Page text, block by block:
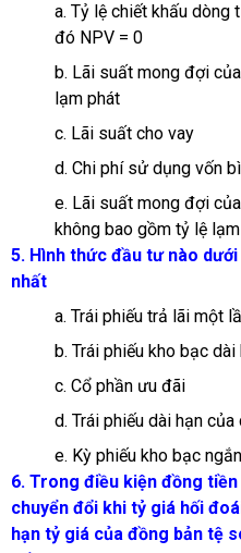
a. Tỷ lệ chiết khấu dòng
đó NPV = 0
b. Lãi suất mong đợi
lạm phát
c. Lãi suất cho vay
d. Chi phí sử dụng vốn
e. Lãi suất mong đợi
không bao gồm tỷ lệ
5. Hình thức đầu tư nào
nhất
a. Trái phiếu trả lãi một
b. Trái phiếu kho bạc dài
c. Cổ phần ưu đãi
d. Trái phiếu dài hạn
e. Kỳ phiếu kho bạc
6. Trong điều kiện đồng
chuyển đổi khi tỷ giá hối
hạn tỷ giá của đồng bản tệ